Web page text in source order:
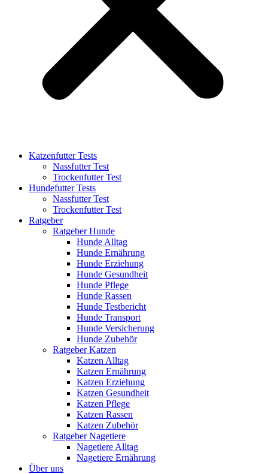
Katzenfutter Tests
Nassfutter Test
Trockenfutter Test
Hundefutter Tests
Nassfutter Test
Trockenfutter Test
Ratgeber
Ratgeber Hunde
Hunde Alltag
Hunde Ernährung
Hunde Erziehung
Hunde Gesundheit
Hunde Pflege
Hunde Rassen
Hunde Testbericht
Hunde Transport
Hunde Versicherung
Hunde Zubehör
Ratgeber Katzen
Katzen Alltag
Katzen Ernährung
Katzen Erziehung
Katzen Gesundheit
Katzen Pflege
Katzen Rassen
Katzen Zubehör
Ratgeber Nagetiere
Nagetiere Alltag
Nagetiere Ernährung
Über uns